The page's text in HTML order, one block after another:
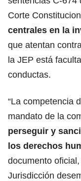
Corte
centrales en la
que atentan
la JEP está
conductas.
“La competencia
mandato de la
perseguir y
los derechos
documento
Jurisdicción